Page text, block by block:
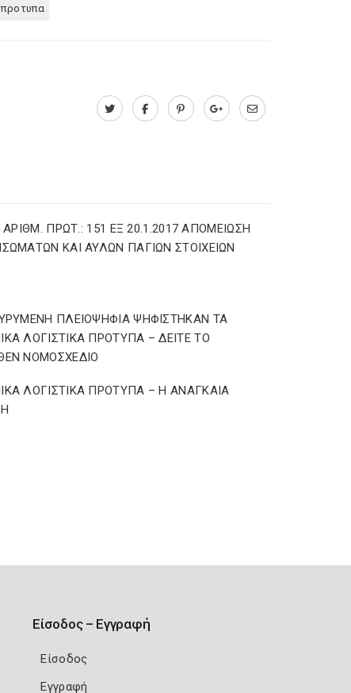
προτυπα
ΠΡΩΤ.: 151 ΕΞ 20.1.2017 AΠΟΜΕΙΩΣΗ
ΚΑΙ ΑΥΛΩΝ ΠΑΓΙΩΝ ΣΤΟΙΧΕΙΩΝ
ΠΛΕΙΟΨΗΦΙΑ ΨΗΦΙΣΤΗΚΑΝ ΤΑ
ΛΟΓΙΣΤΙΚΑ ΠΡΟΤΥΠΑ – ΔΕΙΤΕ ΤΟ
ΝΟΜΟΣΧΕΔΙΟ
ΛΟΓΙΣΤΙΚΑ ΠΡΟΤΥΠΑ – Η ΑΝΑΓΚΑΙΑ
Είσοδος – Εγγραφή
Είσοδος
Εγγραφή